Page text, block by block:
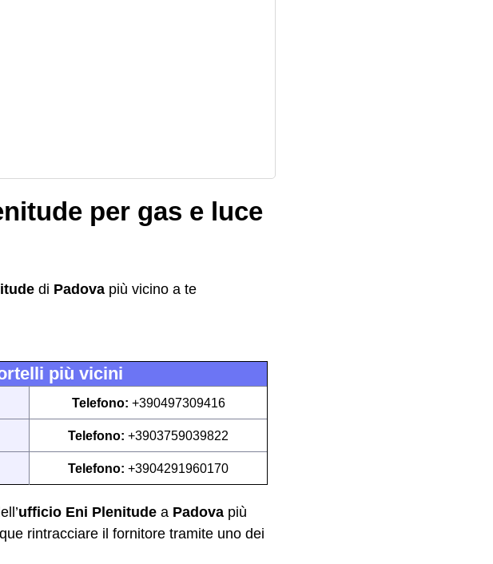
per gas e luce
di Padova più vicino a te
più vicini
Telefono: +390497309416
Telefono: +3903759039822
Telefono: +3904291960170
ufficio Eni Plenitude a Padova più
rintracciare il fornitore tramite uno dei